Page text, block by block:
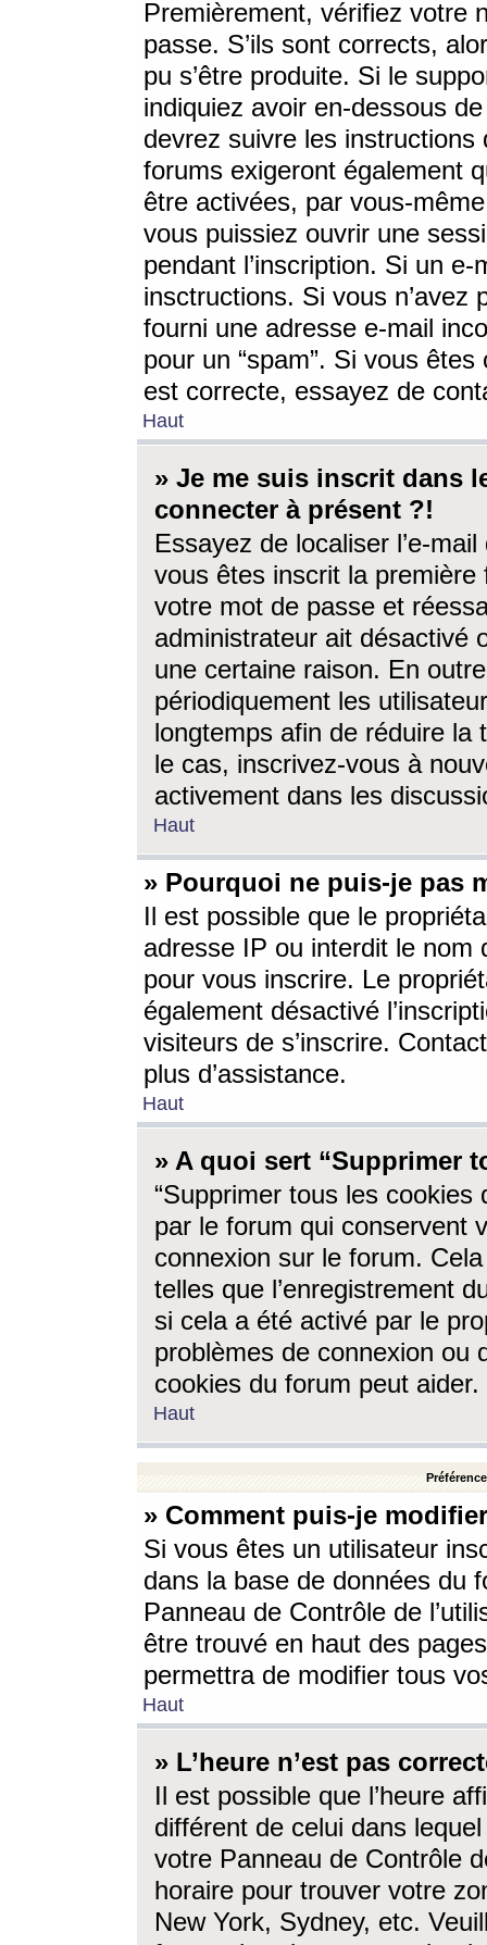
Premièrement, vérifiez votre
passe. S’ils sont corrects,
pu s’être produite. Si le
indiquiez avoir en-dessous
devrez suivre les
forums exigeront également
être activées, par vous-
vous puissiez ouvrir une
pendant l’inscription. Si un
insctructions. Si vous n’avez
fourni une adresse e-mail
pour un “spam”. Si vous
est correcte, essayez de
Haut
» Je me suis inscrit dans
connecter à présent ?!
Essayez de localiser l’e-
vous êtes inscrit la première
votre mot de passe et
administrateur ait désactivé
une certaine raison. En
périodiquement les
longtemps afin de réduire la
le cas, inscrivez-vous à
activement dans les
Haut
» Pourquoi ne puis-je pas
Il est possible que le
adresse IP ou interdit le nom
pour vous inscrire. Le
également désactivé
visiteurs de s’inscrire.
plus d’assistance.
Haut
» A quoi sert “Supprimer
“Supprimer tous les cookies
par le forum qui conservent
connexion sur le forum.
telles que l’enregistrement
si cela a été activé par le
problèmes de connexion ou
cookies du forum peut aider.
Haut
» Comment puis-je
Si vous êtes un utilisateur
dans la base de données du
Panneau de Contrôle de
être trouvé en haut des
permettra de modifier tous
Haut
» L’heure n’est pas
Il est possible que l’heure
différent de celui dans
votre Panneau de Contrôle
horaire pour trouver votre
New York, Sydney, etc.